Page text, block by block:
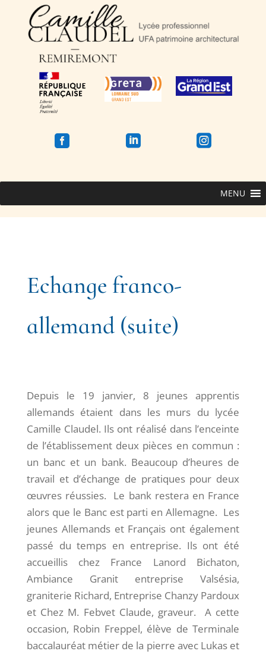
  
MENU
Echange franco-
allemand (suite)
Depuis le 19 janvier, 8 jeunes apprentis
allemands étaient dans les murs du lycée
Camille Claudel. Ils ont réalisé dans l’enceinte
de l’établissement deux pièces en commun :
un banc et un bank. Beaucoup d’heures de
travail et d’échange de pratiques pour deux
œuvres réussies. Le bank restera en France
alors que le Banc est parti en Allemagne. Les
jeunes Allemands et Français ont également
passé du temps en entreprise. Ils ont été
accueillis chez France Lanord Bichaton,
Ambiance Granit entreprise Valsésia,
graniterie Richard, Entreprise Chanzy Pardoux
et Chez M. Febvet Claude, graveur. A cette
occasion, Robin Freppel, élève de Terminale
baccalauréat métier de la pierre avec Lukas et